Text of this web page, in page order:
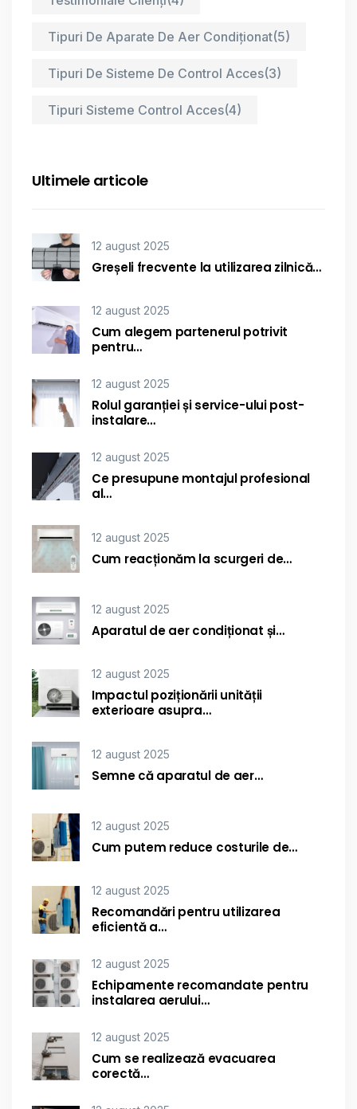
Tipuri De Aparate De Aer Condiționat(5)
Tipuri De Sisteme De Control Acces(3)
Tipuri Sisteme Control Acces(4)
Ultimele articole
12 august 2025
Greșeli frecvente la utilizarea zilnică…
12 august 2025
Cum alegem partenerul potrivit
pentru…
12 august 2025
Rolul garanției și service-ului post-
instalare…
12 august 2025
Ce presupune montajul profesional
al…
12 august 2025
Cum reacționăm la scurgeri de…
12 august 2025
Aparatul de aer condiționat și…
12 august 2025
Impactul poziționării unității
exterioare asupra…
12 august 2025
Semne că aparatul de aer…
12 august 2025
Cum putem reduce costurile de…
12 august 2025
Recomandări pentru utilizarea
eficientă a…
12 august 2025
Echipamente recomandate pentru
instalarea aerului…
12 august 2025
Cum se realizează evacuarea
corectă…